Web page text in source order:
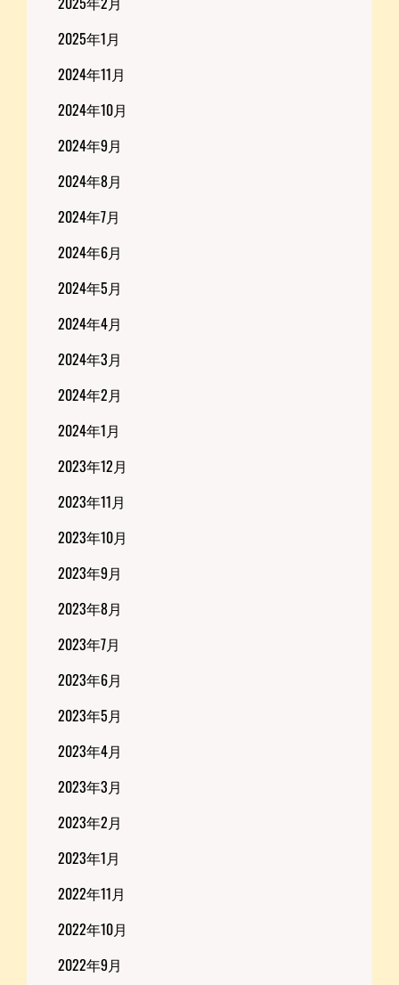
2025年1月
2024年11月
2024年10月
2024年9月
2024年8月
2024年7月
2024年6月
2024年5月
2024年4月
2024年3月
2024年2月
2024年1月
2023年12月
2023年11月
2023年10月
2023年9月
2023年8月
2023年7月
2023年6月
2023年5月
2023年4月
2023年3月
2023年2月
2023年1月
2022年11月
2022年10月
2022年9月